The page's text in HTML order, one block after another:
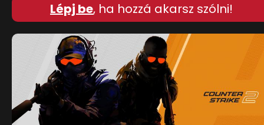
Lépj be, ha hozzá akarsz szólni!